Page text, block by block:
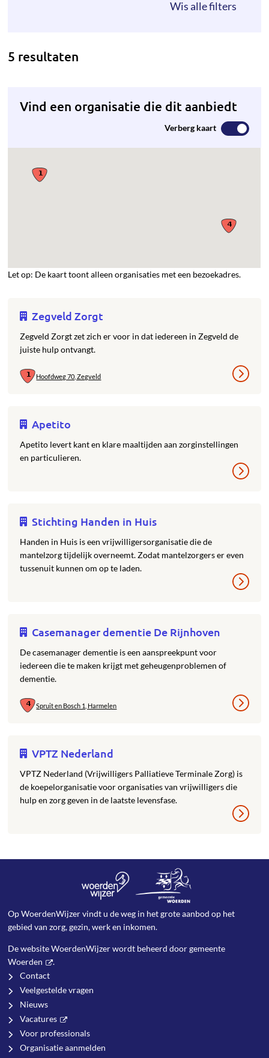
5 resultaten
Vind een organisatie die dit aanbiedt
Verberg kaart
Let op: De kaart toont alleen organisaties met een bezoekadres.
Zegveld Zorgt
Zegveld Zorgt zet zich er voor in dat iedereen in Zegveld de
juiste hulp ontvangt.
Hoofdweg 70, Zegveld
Apetito
Apetito levert kant en klare maaltijden aan zorginstellingen
en particulieren.
Stichting Handen in Huis
Handen in Huis is een vrijwilligersorganisatie die de
mantelzorg tijdelijk overneemt. Zodat mantelzorgers er even
tussenuit kunnen om op te laden.
Casemanager dementie De Rijnhoven
De casemanager dementie is een aanspreekpunt voor
iedereen die te maken krijgt met geheugenproblemen of
dementie.
Spruit en Bosch 1, Harmelen
VPTZ Nederland
VPTZ Nederland (Vrijwilligers Palliatieve Terminale Zorg) is
de koepelorganisatie voor organisaties van vrijwilligers die
hulp en zorg geven in de laatste levensfase.
Op WoerdenWijzer vindt u de weg in het grote aanbod op het
gebied van zorg, gezin, werk en inkomen.
De website WoerdenWijzer wordt beheerd doorgemeente
Woerden
.
Contact
Veelgestelde vragen
Nieuws
Vacatures
Voor professionals
Organisatie aanmelden